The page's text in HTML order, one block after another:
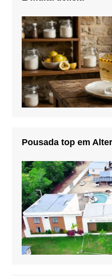
Pousada top em